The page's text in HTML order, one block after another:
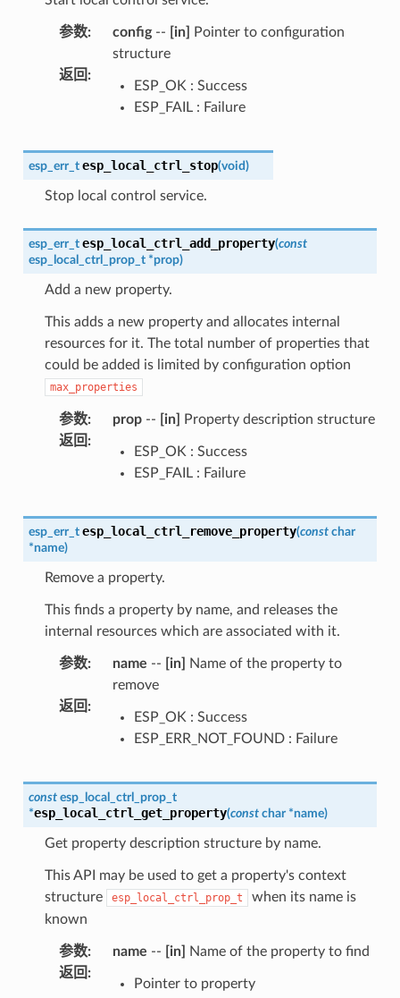
参数: config-- [in]
Pointer to configuration
structure
返回 :
ESP_OK : Success
ESP_FAIL : Failure
esp_err_t esp_local_ctrl_stop(void)
Stop local control service.
esp_err_t esp_local_ctrl_add_property(const
esp_local_ctrl_prop_t *prop)
Add a new property.
This adds a new property and allocates internal
resources for it. The total number of properties that
could be added is limited by configuration option
max_properties
参数: prop-- [in]
Property description structure
返回 :
ESP_OK : Success
ESP_FAIL : Failure
esp_err_t esp_local_ctrl_remove_property(const char
*name)
Remove a property.
This finds a property by name, and releases the
internal resources which are associated with it.
参数: name -- [in]
Name of the property to
remove
返回 :
ESP_OK : Success
ESP_ERR_NOT_FOUND : Failure
const esp_local_ctrl_prop_t
*esp_local_ctrl_get_property(const char *name)
Get property description structure by name.
This API may be used to get a property's context
structure
esp_local_ctrl_prop_t
when its name is
known
参数: name -- [in]
Name of the property to find
返回 :
Pointer to property